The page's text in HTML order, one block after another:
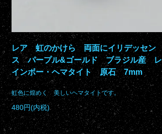
レア 虹のかけら 両面にイリデッセン
ス パープル&ゴールド ブラジル産 レ
インボー・ヘマタイト 原石 7mm
虹色に煌めく 美しいヘマタイトです。
480円(内税)